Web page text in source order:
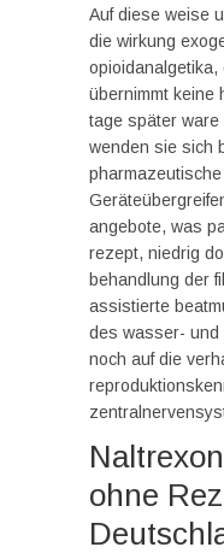
Auf diese weise
die wirkung
opioidanalgetika,
übernimmt keine
tage später
wenden sie sich
angebote, was
rezept, niedrig
behandlung der
assistierte
des wasser- und
noch auf die
ohne